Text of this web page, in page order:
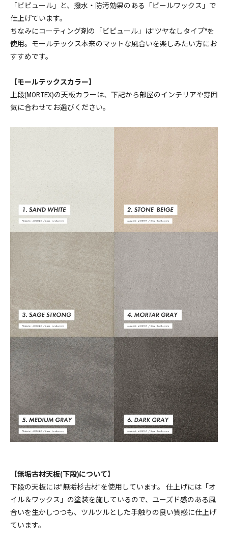
146,630円(税13,330円)
幅160cm ￥151030(税込)
幅150cm ￥146630(税込)
146,630円(税13,330円)
幅160cm ￥151030(税込)
151,030円(税13,730円)
幅170cm ￥160820(税込)
160,820円(税14,620円)
幅180cm ￥165550(税込)
165,550円(税15,050円)
幅150cm ￥146630(税込)
146,630円(税13,330円)
幅160cm ￥151030(税込)
151,030円(税13,730円)
幅170cm ￥160820(税込)
160,820円(税14,620円)
幅180cm ￥165550(税込)
165,550円(税15,050円)
幅150cm ￥146630(税込)
146,630円(税13,330円)
幅160cm ￥151030(税込)
151,030円(税13,730円)
幅170cm ￥160820(税込)
160,820円(税14,620円)
幅150cm ￥146630(税込)
146,630円(税13,330円)
「ビピュール」と、撥水・防汚効果のある「ビールワックス」で
仕上げています。
ちなみにコーティング剤の「ビピュール」は"ツヤなしタイプ"を
使用。モールテックス本来のマットな風合いを楽しみたい方にお
すすめです。
【モールテックスカラー】
上段(MORTEX)の天板カラーは、下記から部屋のインテリアや雰囲
気に合わせてお選びください。
【無垢古材天板(下段)について】
下段の天板には"無垢杉古材"を使用しています。 仕上げには「オ
イル＆ワックス」の塗装を施しているので、ユーズド感のある風
合いを生かしつつも、ツルツルとした手触りの良い質感に仕上げ
ています。